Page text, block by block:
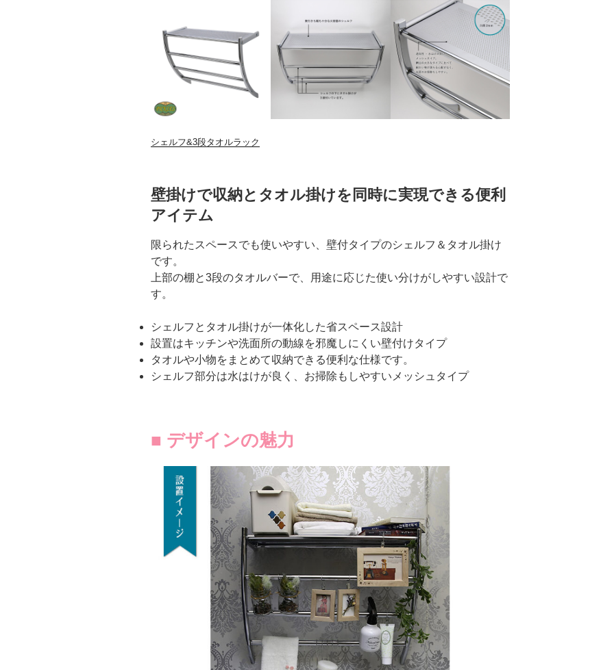
シェルフ&3段タオルラック
壁掛けで収納とタオル掛けを同時に実現できる便利
アイテム
限られたスペースでも使いやすい、壁付タイプのシェルフ＆タオル掛け
です。
上部の棚と3段のタオルバーで、用途に応じた使い分けがしやすい設計で
す。
シェルフとタオル掛けが一体化した省スペース設計
設置はキッチンや洗面所の動線を邪魔しにくい壁付けタイプ
タオルや小物をまとめて収納できる便利な仕様です。
シェルフ部分は水はけが良く、お掃除もしやすいメッシュタイプ
■ デザインの魅力